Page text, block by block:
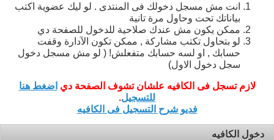
انت مش مسجل دخولك فى المنتدى . لو ليك عضوية اكتب
بياناتك تحت وحاول مرة تانية
ممكن يكون مش عندك صلاحية للدخول للصفحة دي
لو بتحاول تكتب مشاركة , ممكن تكون الآدارة وقفت
حسابك , او لسه حسابك متفعلش! ( لو مش مسجل دخول
سجل دخول الاول)
لازم تسجل فى الكافيه علشان تشوف الصفحة دي اضغط هنا
للتسجيل.
فديو شرح التسجيل فى الكافيه
دخول الكافيه